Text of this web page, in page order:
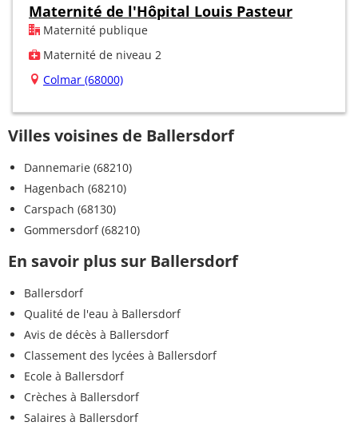
Maternité de l'Hôpital Louis Pasteur
Maternité publique
Maternité de niveau 2
Colmar (68000)
Villes voisines de Ballersdorf
Dannemarie (68210)
Hagenbach (68210)
Carspach (68130)
Gommersdorf (68210)
En savoir plus sur Ballersdorf
Ballersdorf
Qualité de l'eau à Ballersdorf
Avis de décès à Ballersdorf
Classement des lycées à Ballersdorf
Ecole à Ballersdorf
Crèches à Ballersdorf
Salaires à Ballersdorf